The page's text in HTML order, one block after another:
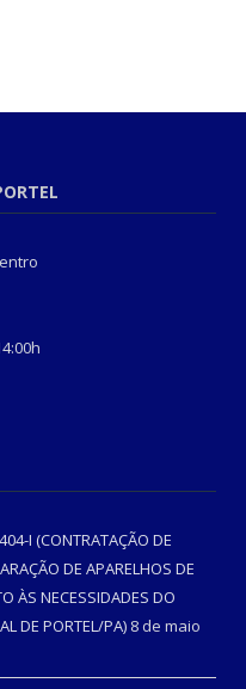
I (CONTRATAÇÃO DE
DE APARELHOS DE
ÀS NECESSIDADES DO
DE PORTEL/PA) 8 de maio